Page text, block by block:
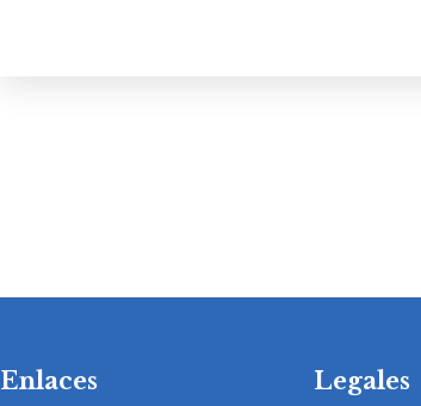
Enlaces Legales